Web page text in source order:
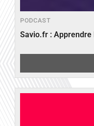
PODCAST
Savio.fr : Apprendre